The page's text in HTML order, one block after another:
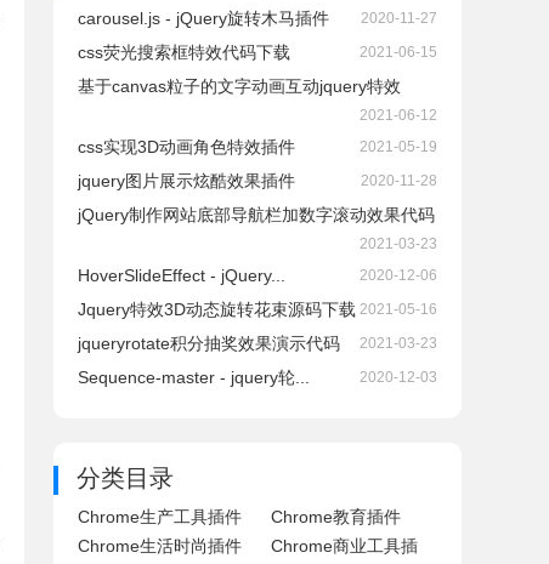
carousel.js - jQuery旋转木马插件 2020-11-27
css荧光搜索框特效代码下载 2021-06-15
基于canvas粒子的文字动画互动jquery特效
2021-06-12
css实现3D动画角色特效插件 2021-05-19
jquery图片展示炫酷效果插件 2020-11-28
jQuery制作网站底部导航栏加数字滚动效果代码
2021-03-23
HoverSlideEffect - jQuery... 2020-12-06
Jquery特效3D动态旋转花束源码下载 2021-05-16
jqueryrotate积分抽奖效果演示代码 2021-03-23
Sequence-master - jquery轮... 2020-12-03
分类目录
Chrome生产工具插件
Chrome教育插件
Chrome生活时尚插件
Chrome商业工具插